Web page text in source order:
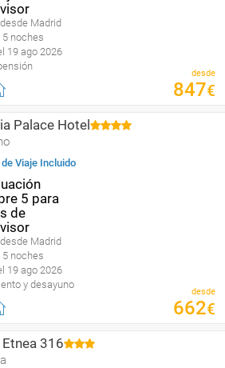
Madrid
noches
19 ago 2026
desde
847€
Palace Hotel
Viaje Incluido
Madrid
noches
19 ago 2026
y desayuno
desde
662€
316